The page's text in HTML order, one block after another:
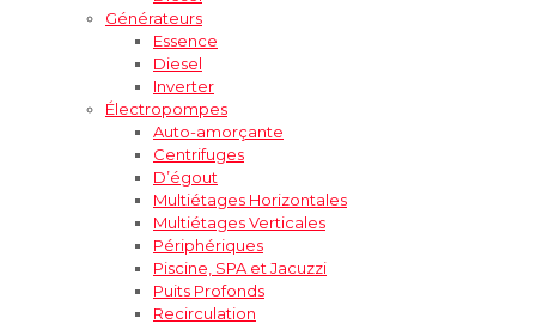
Générateurs
Essence
Diesel
Inverter
Électropompes
Auto-amorçante
Centrifuges
D’égout
Multiétages Horizontales
Multiétages Verticales
Périphériques
Piscine, SPA et Jacuzzi
Puits Profonds
Recirculation